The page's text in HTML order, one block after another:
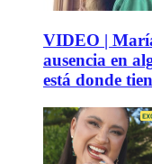
VIDEO |
ausencia en
está donde